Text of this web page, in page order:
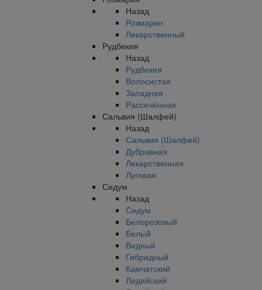
Назад
Розмарин
Лекарственный
Рудбекия
Назад
Рудбекия
Волосистая
Западная
Рассечённая
Сальвия (Шалфей)
Назад
Сальвия (Шалфей)
Дубравная
Лекарственная
Луговая
Седум
Назад
Седум
Белорозовый
Белый
Видный
Гибридный
Камчатский
Лидийский